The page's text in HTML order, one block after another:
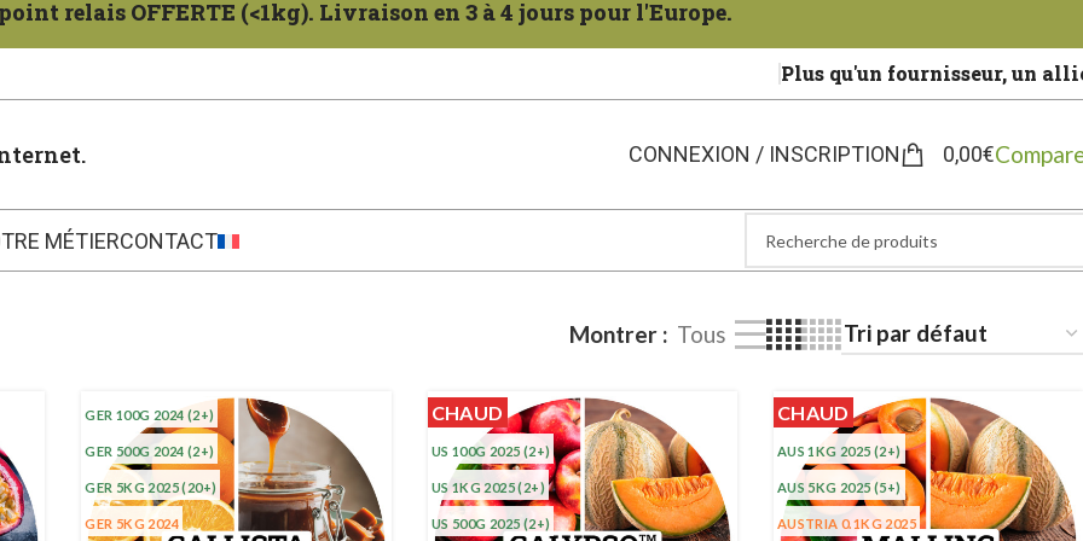
relais OFFERTE (<1kg). Livraison en 3 à 4 jours pour l'Europe.
Plus qu'un fournisseur, un
CONNEXION / INSCRIPTION 0,00€
MÉTIERCONTACT
Montrer Tous
GER 100G 2024 (2+)
GER 500G 2024 (2+)
GER 5KG 2025(20+)
GER 5KG 2024
CHAUD
US 100G 2025 (2+)
US 1KG 2025(2+)
US 500G 2025 (2+)
CHAUD
AUS 1KG 2025 (2+)
AUS 5KG 2025 (5+)
AUSTRIA 0.1KG 2025